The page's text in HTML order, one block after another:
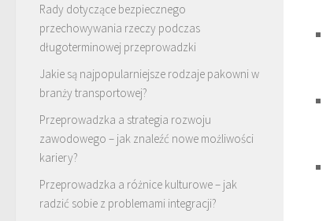
Rady dotyczące bezpiecznego
przechowywania rzeczy podczas
długoterminowej przeprowadzki
Jakie są najpopularniejsze rodzaje pakowni w
branży transportowej?
Przeprowadzka a strategia rozwoju
zawodowego – jak znaleźć nowe możliwości
kariery?
Przeprowadzka a różnice kulturowe – jak
radzić sobie z problemami integracji?